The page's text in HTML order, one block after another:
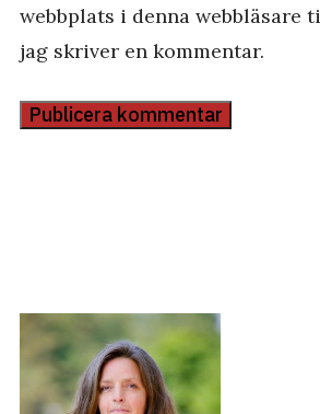
webbplats i denna webbläsare
jag skriver en kommentar.